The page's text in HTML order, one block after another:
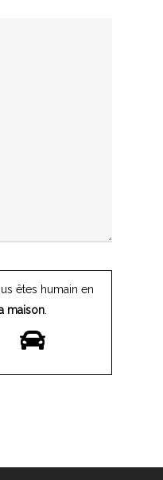
êtes humain en
maison.